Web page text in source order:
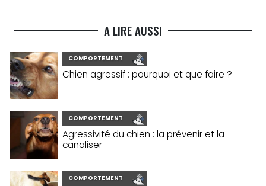
A LIRE AUSSI
COMPORTEMENT
Chien agressif : pourquoi et que faire ?
COMPORTEMENT
Agressivité du chien : la prévenir et la
canaliser
COMPORTEMENT